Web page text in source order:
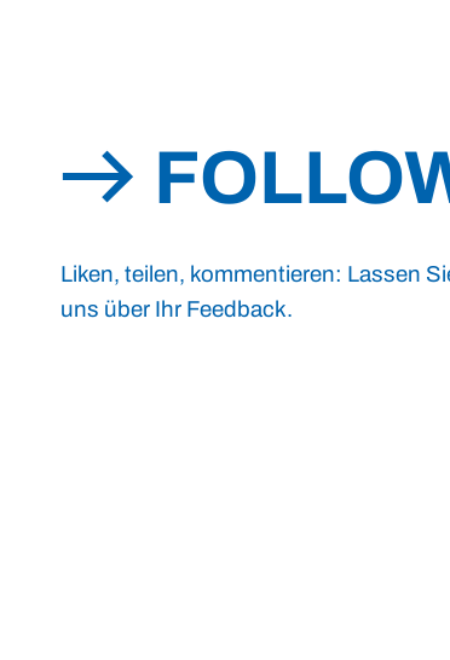
Liken, teilen, kommentieren: Lassen
uns über Ihr Feedback.